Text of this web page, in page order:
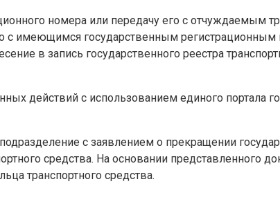
номера или передачу его с отчуждаемым
с имеющимся государственным
в запись государственного реестра
действий с использованием единого портала
с заявлением о прекращении
средства. На основании представленного
транспортного средства.